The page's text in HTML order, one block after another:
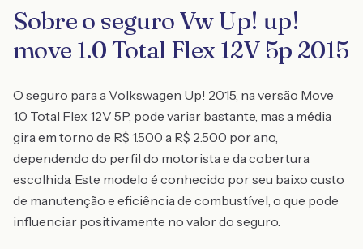
Sobre o seguro Vw Up! up!
move 1.0 Total Flex 12V 5p 2015
O seguro para a Volkswagen Up! 2015, na versão Move
1.0 Total Flex 12V 5P, pode variar bastante, mas a média
gira em torno de R$ 1.500 a R$ 2.500 por ano,
dependendo do perfil do motorista e da cobertura
escolhida. Este modelo é conhecido por seu baixo custo
de manutenção e eficiência de combustível, o que pode
influenciar positivamente no valor do seguro.